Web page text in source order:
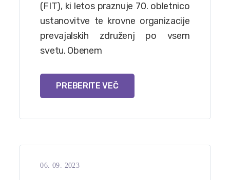
(FIT), ki letos praznuje 70. obletnico
ustanovitve te krovne organizacije
prevajalskih združenj po vsem
svetu. Obenem
PREBERITE VEČ
06. 09. 2023